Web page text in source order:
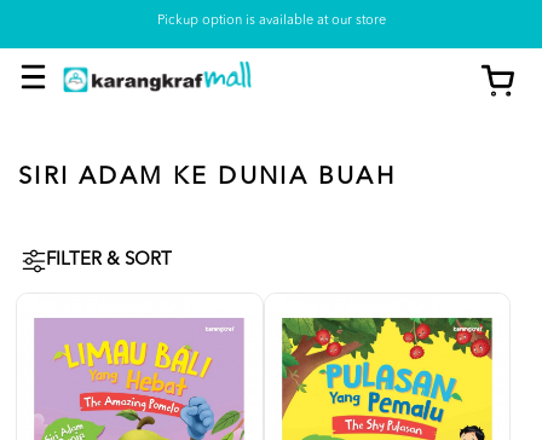
Pickup option is available at our store
SIRI ADAM KE DUNIA BUAH
FILTER & SORT